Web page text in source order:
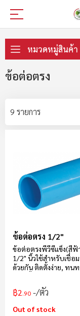
ไป
ที่
หมวดหมู่สินค้า
ข้อต่อตรง
9 รายการ
ข้อต่อตรง 1/2"
ข้อต่อตรงพีวีซีแข็ง(สีฟ้
1/2" นิ้วใช้สำหรับเชื่อ
ด้วยกัน ติดตั้งง่าย, ทนท
฿2.90 /ตัว
Out of stock